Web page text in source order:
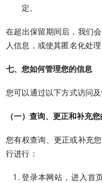
定。
在超出保留期间后，我们
人信息，或使其匿名化处理
七、您如何管理您的信息
您可以通过以下方式访问
（一）查询、更正和补充
您有权查询、更正或补充
行进行：
登录本网站，进入首